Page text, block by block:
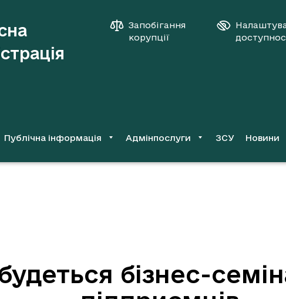
Запобігання
корупції
Публічна інформація Адмінпослуги ЗСУ Новини
бізнес-